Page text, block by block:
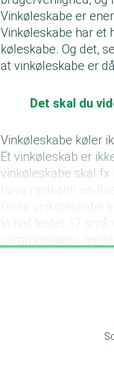
Vinkøleskabe er
Vinkøleskabe har et
køleskabe. Og det,
at vinkøleskabe er
Det skal du
Vinkøleskabe køler
Et vinkøleskab er
vinkøleskabe skal fx
Disse vinkøleskabe
Vi har testet 17 små
sammenhæng